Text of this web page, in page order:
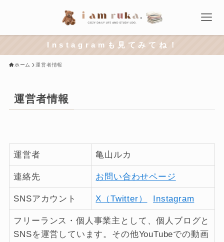
I n s t a g r a m も 見 て み て ね ！
ホーム 運営者情報
運営者情報
運営者 亀山ルカ
連絡先 お問い合わせページ
SNSアカウント X（Twitter） Instagram
フリーランス・個人事業主として、個人ブログと
SNSを運営しています。その他YouTubeでの動画